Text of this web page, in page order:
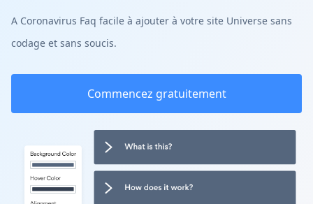
A Coronavirus Faq facile à ajouter à votre site Universe sans
codage et sans soucis.
Commencez gratuitement